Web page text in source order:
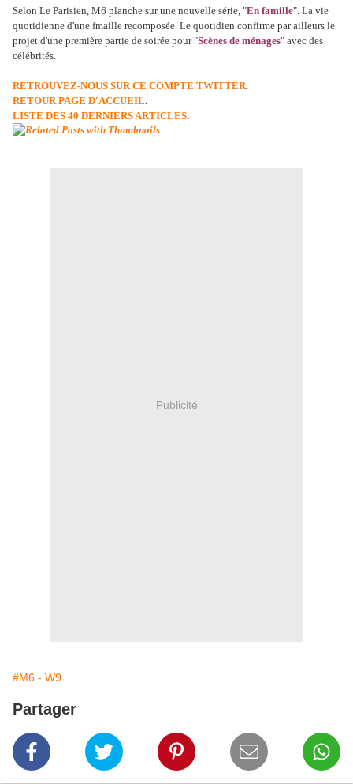
Selon Le Parisien, M6 planche sur une nouvelle série, "En famille". La vie
quotidienne d'une fmaille recomposée. Le quotidien confirme par ailleurs le
projet d'une première partie de soirée pour "Scènes de ménages" avec des
célébrités.
RETROUVEZ-NOUS SUR CE COMPTE TWITTER.
RETOUR PAGE D'ACCUEIL.
LISTE DES 40 DERNIERS ARTICLES.
Publicité
#M6 - W9
Partager